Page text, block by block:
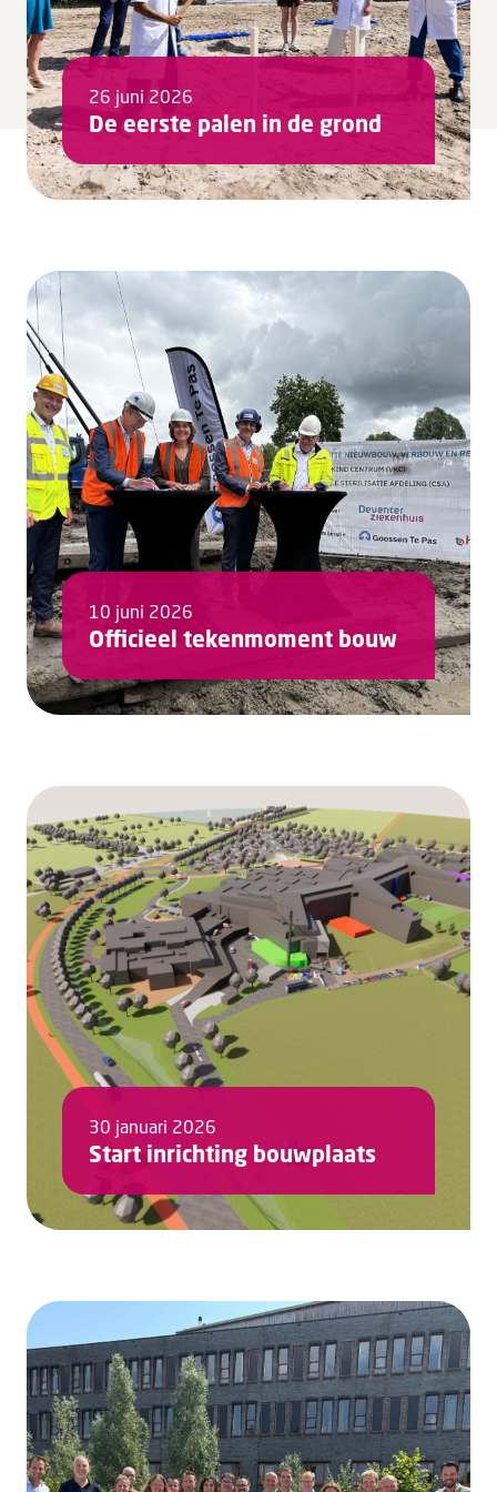
26 juni 2026
De eerste palen in de grond
10 juni 2026
Officieel tekenmoment bouw
30 januari 2026
Start inrichting bouwplaats